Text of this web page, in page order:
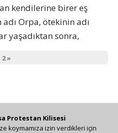
kendilerine birer eş
Orpa, ötekinin adı
yaşadıktan sonra,
»
Protestan Kilisesi
koymamıza izin verdikleri için